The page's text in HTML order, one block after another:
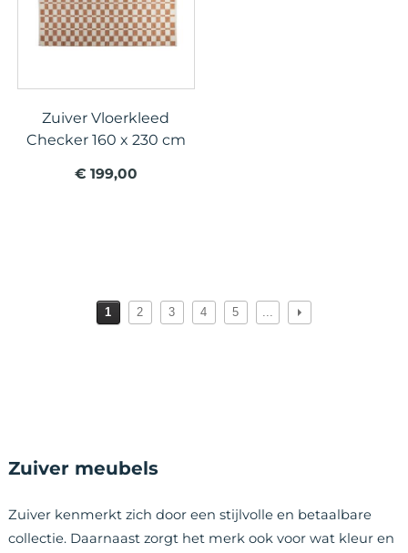
Zuiver Vloerkleed
Checker 160 x 230 cm
€ 199,00
1 2 3 4 5 ...
Zuiver meubels
Zuiver kenmerkt zich door een stijlvolle en betaalbare
collectie. Daarnaast zorgt het merk ook voor wat kleur en